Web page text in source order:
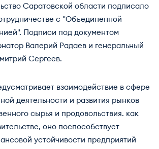
Саратовской области подписало
с "Объединенной
Подписи под документом
Валерий Радаев и генеральный
Сергеев.
взаимодействие в сфере
деятельности и развития рынков
сырья и продовольствия. как
оно поспособствует
устойчивости предприятий